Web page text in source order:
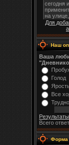
Для
Наш
Ваша
Голод
Все
Результаты
Всего
Форма